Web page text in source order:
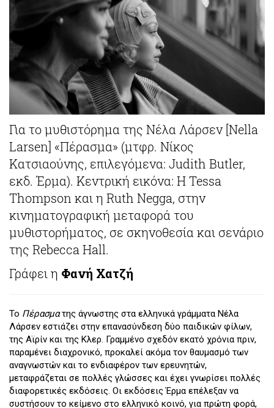
Για το μυθιστόρημα της Νέλα Λάρσεν [Nella
Larsen] «Πέρασμα» (μτφρ. Νίκος
Κατσιαούνης, επιλεγόμενα: Judith Butler,
εκδ. Έρμα). Κεντρική εικόνα: Η Tessa
Thompson και η Ruth Negga, στην
κινηματογραφική μεταφορά του
μυθιστορήματος, σε σκηνοθεσία και σενάριο
της Rebecca Hall.
Γράφει η Φανή Χατζή
Το Πέρασματης άγνωστης στα ελληνικά γράμματα Νέλα
Λάρσεν εστιάζει στην επανασύνδεση δύο παιδικών φίλων,
της Αϊρίν και της Κλερ. Γραμμένο σχεδόν εκατό χρόνια πριν,
παραμένει διαχρονικό, προκαλεί ακόμα τον θαυμασμό των
αναγνωστών και το ενδιαφέρον των ερευνητών,
μεταφράζεται σε πολλές γλώσσες και έχει γνωρίσει πολλές
διαφορετικές εκδόσεις. Οι εκδόσεις Έρμα επέλεξαν να
συστήσουν το κείμενο στο ελληνικό κοινό, για πρώτη φορά,